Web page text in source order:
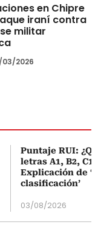
en Chipre
iraní contra
militar
03/2026
Puntaje RUI:
letras A1, B2, C1
Explicación de
clasificación’
03/08/2026